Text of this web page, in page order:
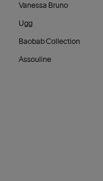
Vanessa Bruno
Ugg
Baobab Collection
Assouline